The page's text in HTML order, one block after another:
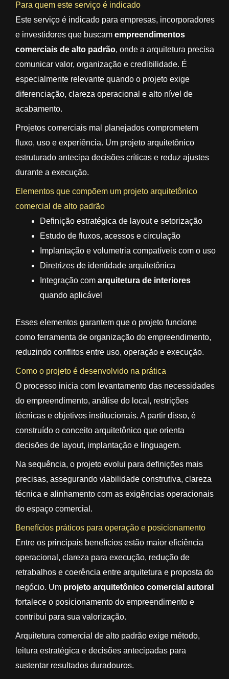
Para quem este serviço é indicado
Este serviço é indicado para empresas, incorporadores
e investidores que buscam empreendimentos
comerciais de alto padrão, onde a arquitetura precisa
comunicar valor, organização e credibilidade. É
especialmente relevante quando o projeto exige
diferenciação, clareza operacional e alto nível de
acabamento.
Projetos comerciais mal planejados comprometem
fluxo, uso e experiência. Um projeto arquitetônico
estruturado antecipa decisões críticas e reduz ajustes
durante a execução.
Elementos que compõem um projeto arquitetônico
comercial de alto padrão
Definição estratégica de layout e setorização
Estudo de fluxos, acessos e circulação
Implantação e volumetria compatíveis com o uso
Diretrizes de identidade arquitetônica
Integração com arquitetura de interiores
quando aplicável
Esses elementos garantem que o projeto funcione
como ferramenta de organização do empreendimento,
reduzindo conflitos entre uso, operação e execução.
Como o projeto é desenvolvido na prática
O processo inicia com levantamento das necessidades
do empreendimento, análise do local, restrições
técnicas e objetivos institucionais. A partir disso, é
construído o conceito arquitetônico que orienta
decisões de layout, implantação e linguagem.
Na sequência, o projeto evolui para definições mais
precisas, assegurando viabilidade construtiva, clareza
técnica e alinhamento com as exigências operacionais
do espaço comercial.
Benefícios práticos para operação e posicionamento
Entre os principais benefícios estão maior eficiência
operacional, clareza para execução, redução de
retrabalhos e coerência entre arquitetura e proposta do
negócio. Um projeto arquitetônico comercial autoral
fortalece o posicionamento do empreendimento e
contribui para sua valorização.
Arquitetura comercial de alto padrão exige método,
leitura estratégica e decisões antecipadas para
sustentar resultados duradouros.